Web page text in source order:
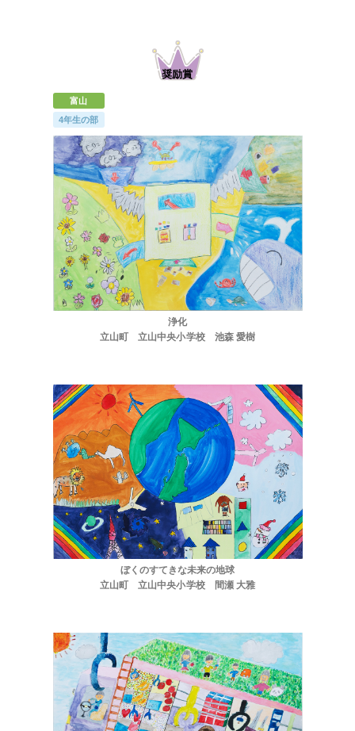
富山
4年生の部
浄化
立山町 立山中央小学校 池森 愛樹
ぼくのすてきな未来の地球
立山町 立山中央小学校 間瀬 大雅